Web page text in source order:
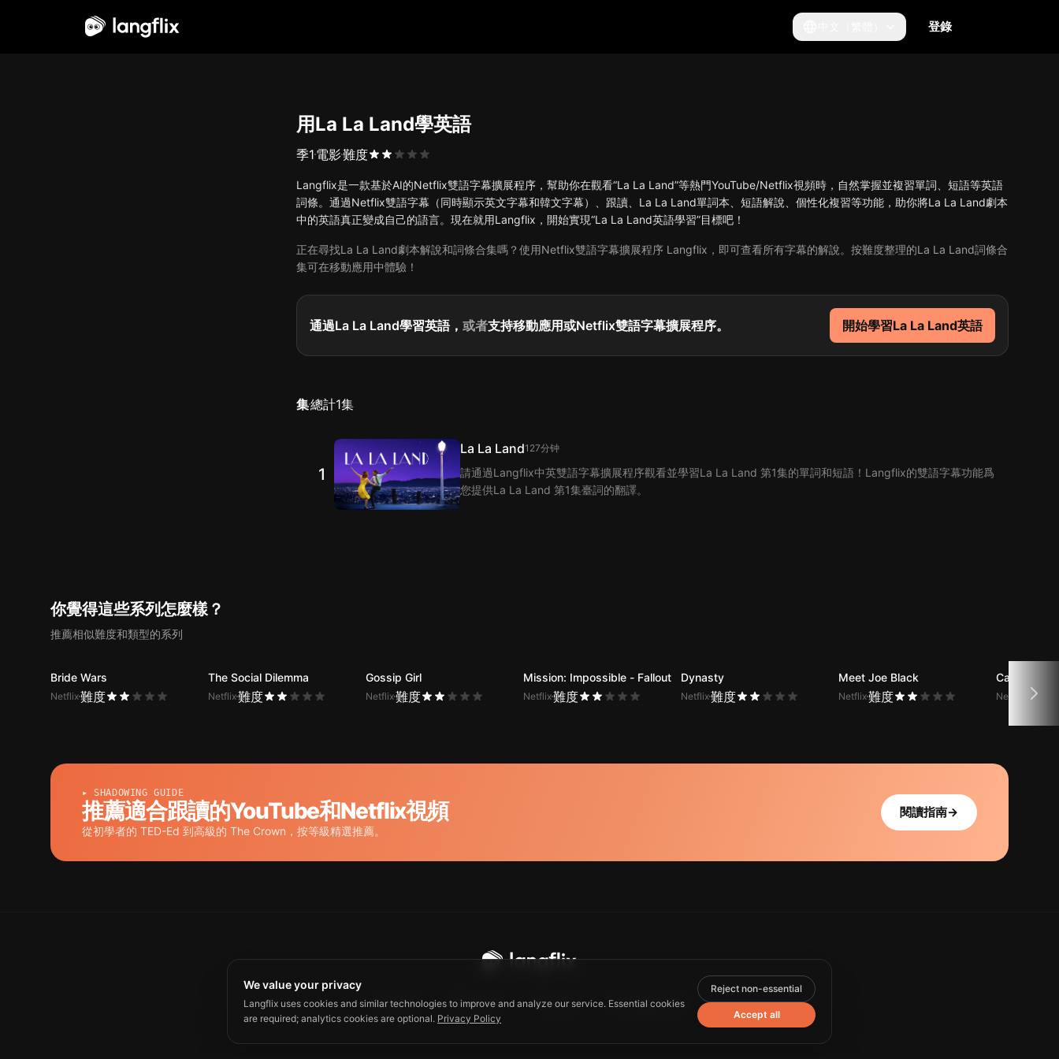
中文（繁體）
登錄
用La La Land學英語
季1 電影難度
Langflix是一款基於AI的Netflix雙語字幕擴展程序，幫助你在觀看“La La Land”等熱門YouTube/Netflix視頻時，自然掌握並複習單詞、短語等英語
詞條。通過Netflix雙語字幕（同時顯示英文字幕和韓文字幕）、跟讀、La La Land單詞本、短語解說、個性化複習等功能，助你將La La Land劇本
中的英語真正變成自己的語言。現在就用Langflix，開始實現“La La Land英語學習”目標吧！
正在尋找La La Land劇本解說和詞條合集嗎？使用Netflix雙語字幕擴展程序 Langflix，即可查看所有字幕的解說。按難度整理的La La Land詞條合
集可在移動應用中體驗！
通過La La Land學習英語， 或者支持移動應用或Netflix雙語字幕擴展程序。 開始學習La La Land英語
集總計1集
1
La La Land127分钟
請通過Langflix中英雙語字幕擴展程序觀看並學習La La Land 第1集的單詞和短語！Langflix的雙語字幕功能爲
您提供La La Land 第1集臺詞的翻譯。
你覺得這些系列怎麼樣？
推薦相似難度和類型的系列
Bride Wars
Netflix難度
The Social Dilemma
Netflix難度
Gossip Girl
Netflix難度
Mission: Impossible - Fallout
Netflix難度
Dynasty
Netflix難度
Meet Joe Black
Netflix難度
Cast Away
Netflix 難度
▸ SHADOWING GUIDE
推薦適合跟讀的YouTube和Netflix視頻
從初學者的 TED-Ed 到高級的 The Crown，按等級精選推薦。
閱讀指南→
Guide Privacy Terms Contact us
We value your privacy
Langflix uses cookies and similar technologies to improve and analyze our service. Essential cookies
are required; analytics cookies are optional. Privacy Policy
Reject non-essential
Accept all